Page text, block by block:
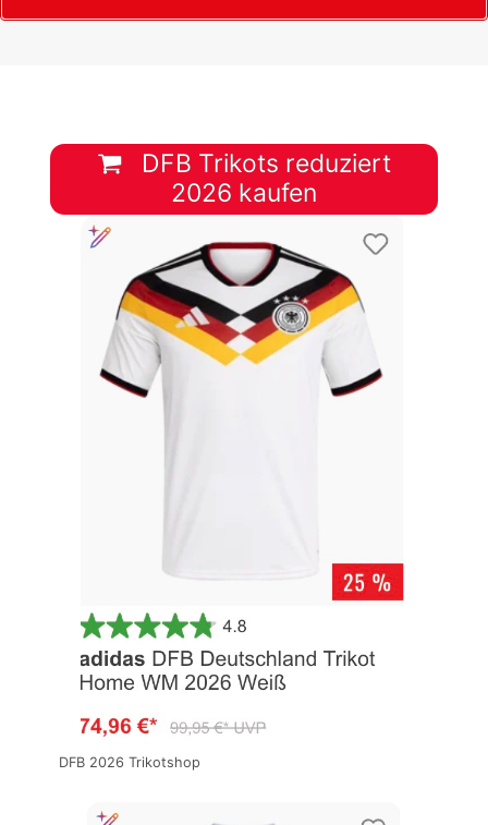
DFB Trikots reduziert
2026 kaufen
DFB 2026 Trikotshop